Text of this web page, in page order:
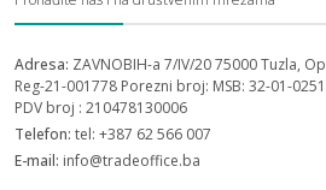
Adresa: ZAVNOBIH-a 7/IV/20 75000 Tuzla,
Reg-21-001778 Porezni broj: MSB: 32-01-
PDV broj : 210478130006
Telefon: tel: +387 62 566 007
E-mail: info@tradeoffice.ba